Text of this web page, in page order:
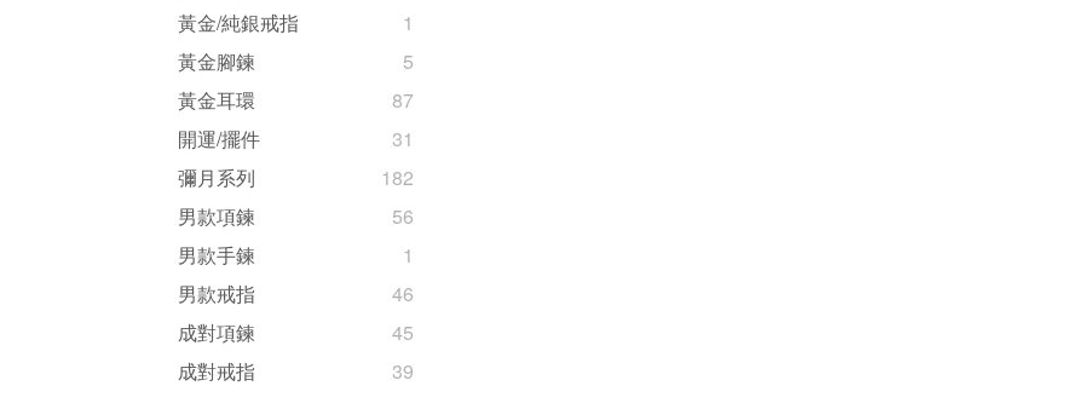
黃金/純銀戒指
1
黃金腳鍊
5
黃金耳環
87
開運/擺件
31
彌月系列
182
男款項鍊
56
男款手鍊
1
男款戒指
46
成對項鍊
45
成對戒指
39